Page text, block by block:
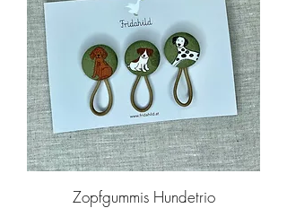
Zopfgummis Hundetrio